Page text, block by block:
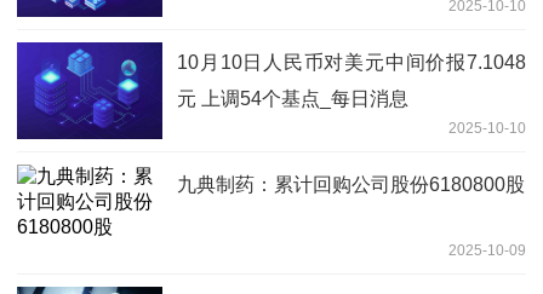
2025-10-10
10月10日人民币对美元中间价报7.1048
元 上调54个基点_每日消息
2025-10-10
九典制药：累计回购公司股份6180800股
2025-10-09